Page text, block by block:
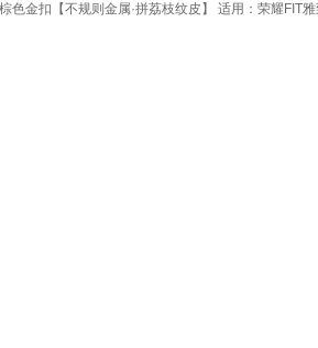
金扣【不规则金属·拼荔枝纹皮】 适用：荣耀FIT